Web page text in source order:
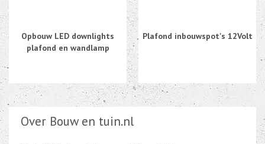
Opbouw LED downlights
plafond en wandlamp
Plafond inbouwspot's 12Volt
Over Bouw en tuin.nl